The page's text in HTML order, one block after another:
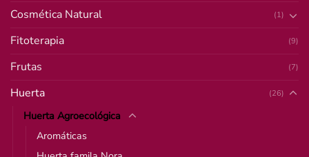
Cosmética Natural (1)
Fitoterapia (9)
Frutas (7)
Huerta (26)
Huerta Agroecológica
Aromáticas